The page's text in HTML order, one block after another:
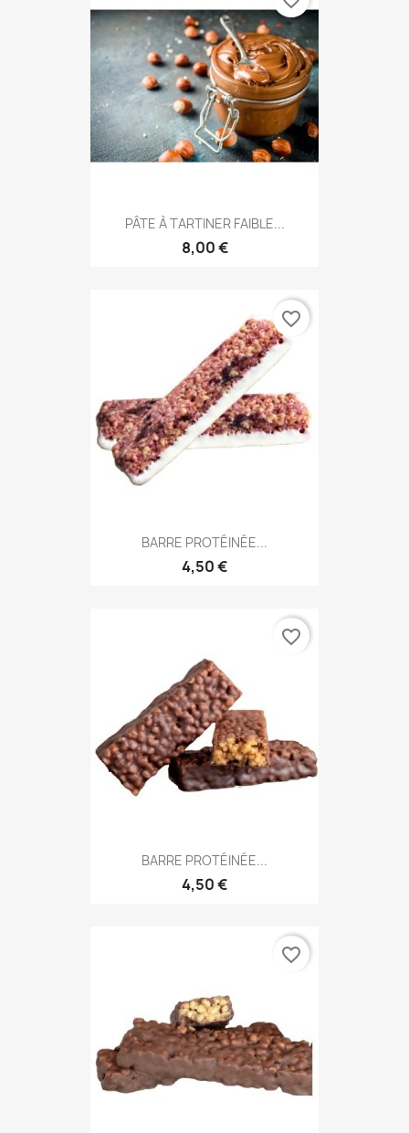
PÂTE À TARTINER FAIBLE...
8,00 €
BARRE PROTÉINÉE...
4,50 €
favorite_border
BARRE PROTÉINÉE...
4,50 €
favorite_border
favorite_border